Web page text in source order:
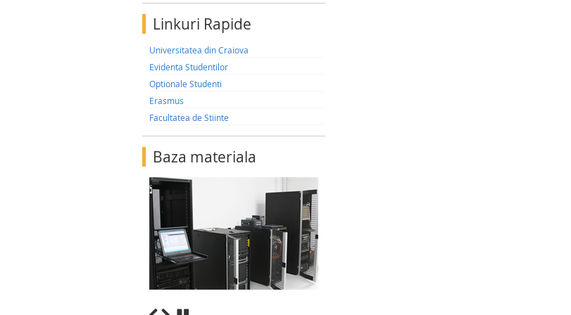
Linkuri Rapide
Universitatea din Craiova
Evidenta Studentilor
Optionale Studenti
Erasmus
Facultatea de Stiinte
Baza materiala